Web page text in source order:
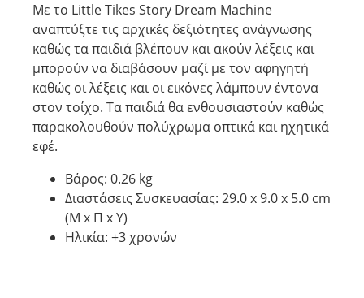
Με το Little Tikes Story Dream Machine
αναπτύξτε τις αρχικές δεξιότητες ανάγνωσης
καθώς τα παιδιά βλέπουν και ακούν λέξεις και
μπορούν να διαβάσουν μαζί με τον αφηγητή
καθώς οι λέξεις και οι εικόνες λάμπουν έντονα
στον τοίχο. Τα παιδιά θα ενθουσιαστούν καθώς
παρακολουθούν πολύχρωμα οπτικά και ηχητικά
εφέ.
Βάρος: 0.26 kg
Διαστάσεις Συσκευασίας: 29.0 x 9.0 x 5.0 cm
(M x Π x Y)
Ηλικία: +3 χρονών